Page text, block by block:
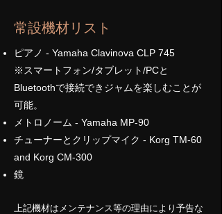
​常設機材リスト
ピアノ - Yamaha Clavinova CLP 745
※スマートフォン/タブレット/PCと
Bluetoothで接続できジャムを楽しむことが
可能。
メトロノーム - Yamaha MP-90
チューナーとクリップマイク - Korg TM-60
and Korg CM-300
​鏡
上記機材はメンテナンス等の理由により予告な